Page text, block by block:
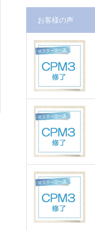
お客様の声